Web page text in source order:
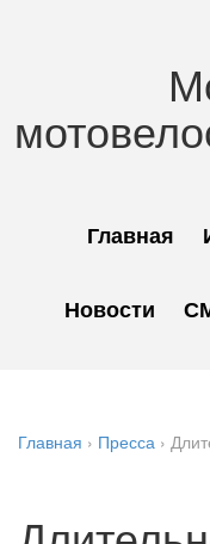
Главная
Новости
Главная › Пресса ›